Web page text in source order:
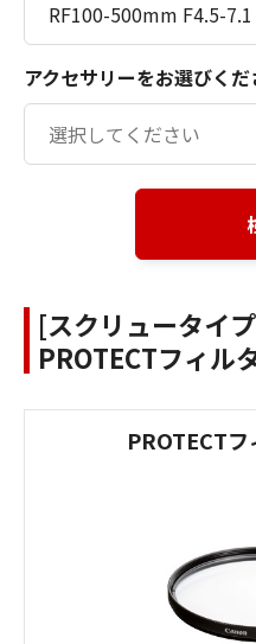
アクセサリーをお選びくだ
[スクリュータイ
PROTECTフィル
PROTECT